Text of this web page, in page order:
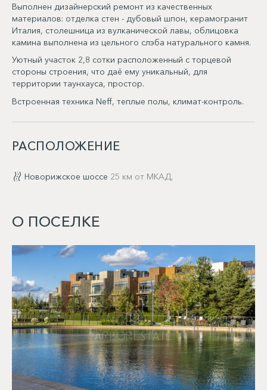
Выполнен дизайнерский ремонт из качественных
материалов: отделка стен - дубовый шпон, керамогранит
Италия, столешница из вулканической лавы, облицовка
камина выполнена из цельного слэба натурального камня.
Уютный участок 2,8 сотки расположенный с торцевой
стороны строения, что даё ему уникальный, для
территории таунхауса, простор.
Встроенная техника Neff, теплые полы, климат-контроль.
РАСПОЛОЖЕНИЕ
Новорижское шоссе 25 км от МКАД,
О ПОСЕЛКЕ